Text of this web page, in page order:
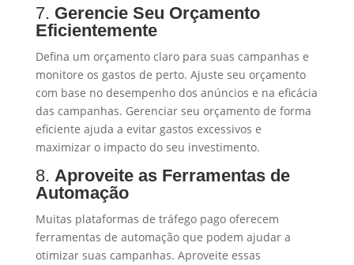
7. Gerencie Seu Orçamento
Eficientemente
Defina um orçamento claro para suas campanhas e
monitore os gastos de perto. Ajuste seu orçamento
com base no desempenho dos anúncios e na eficácia
das campanhas. Gerenciar seu orçamento de forma
eficiente ajuda a evitar gastos excessivos e
maximizar o impacto do seu investimento.
8. Aproveite as Ferramentas de
Automação
Muitas plataformas de tráfego pago oferecem
ferramentas de automação que podem ajudar a
otimizar suas campanhas. Aproveite essas